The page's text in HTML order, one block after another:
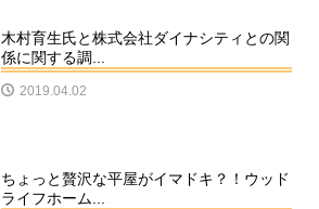
木村育生氏と株式会社ダイナシティとの関
係に関する調...
2019.04.02
ちょっと贅沢な平屋がイマドキ？！ウッド
ライフホーム...